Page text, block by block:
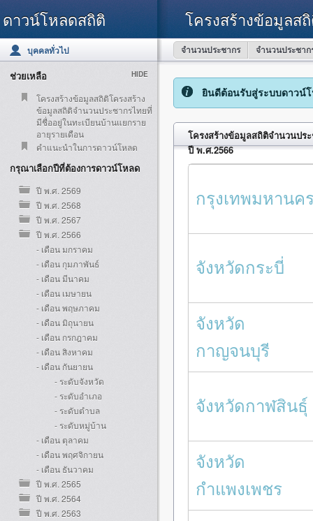
ดาวน์โหลดสถิติ โครงสร้างข้อมูลส
บุคคลทั่วไป จำนวนประชากร จำนวนประชาก
ช่วยเหลือ HIDE
โครงสร้างข้อมูลสถิติโครงสร้าง
ข้อมูลสถิติจำนวนประชากรไทยที่
มีชื่ออยู่ในทะเบียนบ้านแยกราย
อายุรายเดือน
คำแนะนำในการดาวน์โหลด
กรุณาเลือกปีที่ต้องการดาวน์โหลด
ปี พ.ศ. 2569
ปี พ.ศ. 2568
ปี พ.ศ. 2567
ปี พ.ศ. 2566
- เดือน มกราคม
- เดือน กุมภาพันธ์
- เดือน มีนาคม
- เดือน เมษายน
- เดือน พฤษภาคม
- เดือน มิถุนายน
- เดือน กรกฎาคม
- เดือน สิงหาคม
- เดือน กันยายน
- ระดับจังหวัด
- ระดับอำเภอ
- ระดับตำบล
- ระดับหมู่บ้าน
- เดือน ตุลาคม
- เดือน พฤศจิกายน
- เดือน ธันวาคม
ปี พ.ศ. 2565
ปี พ.ศ. 2564
ปี พ.ศ. 2563
ยินดีต้อนรับสู่ระบบดาวน์
โครงสร้างข้อมูลสถิติจำนวนปร
ปี พ.ศ.2566
กรุงเทพมหานค
จังหวัดกระบี่
จังหวัด
กาญจนบุรี
จังหวัดกาฬสินธุ์
จังหวัด
กำแพงเพชร